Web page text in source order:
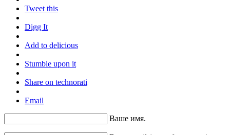
Tweet this
Digg It
Add to delicious
Stumble upon it
Share on technorati
Email
Ваше имя.